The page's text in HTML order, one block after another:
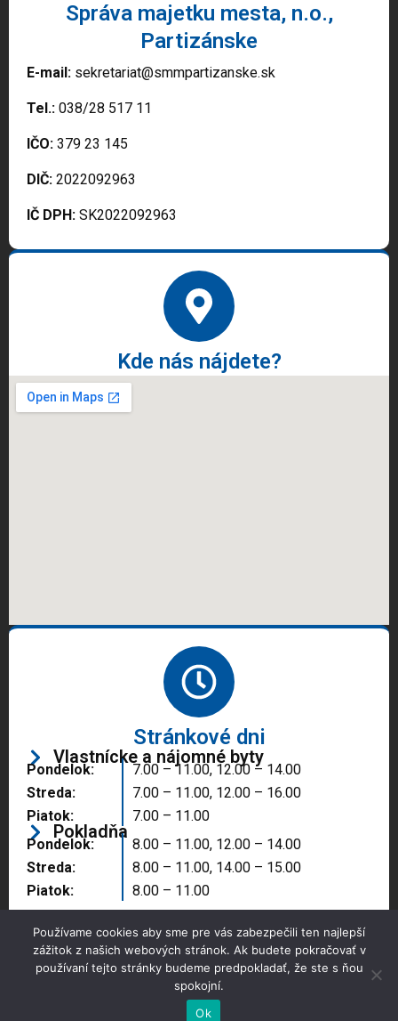
Správa majetku mesta, n.o.,
Partizánske
E-mail: sekretariat@smmpartizanske.sk
Tel.: 038/28 517 11
IČO: 379 23 145
DIČ: 2022092963
IČ DPH: SK2022092963
Kde nás nájdete?
Stránkové dni
Vlastnícke a nájomné byty
Pondelok:
Streda:
Piatok:
7.00 – 11.00, 12.00 – 14.00
7.00 – 11.00, 12.00 – 16.00
7.00 – 11.00
Pokladňa
Pondelok:
Streda:
Piatok:
8.00 – 11.00, 12.00 – 14.00
8.00 – 11.00, 14.00 – 15.00
8.00 – 11.00
Copyright © 2025 Správa majetku mesta, n.o.,
Partizánske
Používame cookies aby sme pre vás zabezpečili ten najlepší
zážitok z našich webových stránok. Ak budete pokračovať v
používaní tejto stránky budeme predpokladať, že ste s ňou
spokojní.
Ok